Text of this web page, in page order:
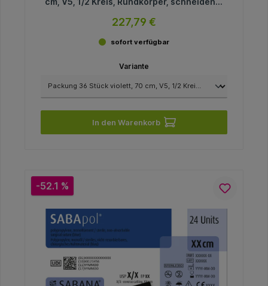
227,79 €
sofort verfügbar
Variante
In den Warenkorb
-52.1 %